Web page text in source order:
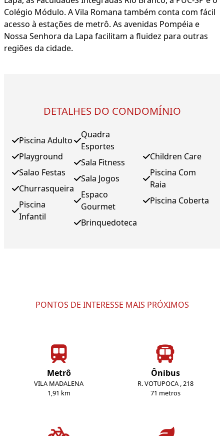
Colégio Módulo. A Vila Romana também conta com fácil
acesso à estações de metrô. As avenidas Pompéia e
Nossa Senhora da Lapa facilitam a fluidez para outras
regiões da cidade.
DETALHES DO CONDOMÍNIO
Piscina Adulto
Playground
Salao Festas
Churrasqueira
Piscina
Infantil
Quadra
Esportes
Sala Fitness
Sala Jogos
Espaco
Gourmet
Brinquedoteca
Children Care
Piscina Com
Raia
Piscina Coberta
PONTOS DE INTERESSE MAIS PRÓXIMOS
Metrô
VILA MADALENA
1,91 km
Ônibus
R. VOTUPOCA , 218
71 metros